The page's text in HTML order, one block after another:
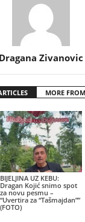
Dragana Zivanovic
MORE
BIJELJINA UZ KEBU:
Dragan Kojić snimo spot
za novu pesmu –
“Uvertira za “Tašmajdan””
(FOTO)